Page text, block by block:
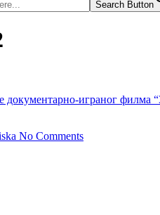
Search Button
документарно-играног
No Comments